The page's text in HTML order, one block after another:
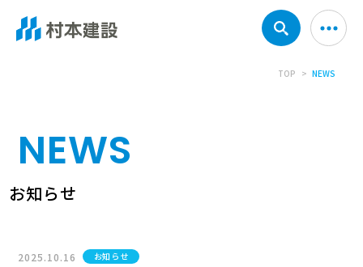
TOP NEWS
NEWS
お知らせ
2025.10.16 お知らせ